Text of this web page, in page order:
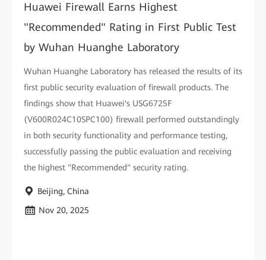
Huawei Firewall Earns Highest
"Recommended" Rating in First Public Test
by Wuhan Huanghe Laboratory
Wuhan Huanghe Laboratory has released the results of its
first public security evaluation of firewall products. The
findings show that Huawei's USG6725F
(V600R024C10SPC100) firewall performed outstandingly
in both security functionality and performance testing,
successfully passing the public evaluation and receiving
the highest "Recommended" security rating.
Beijing, China
Nov 20, 2025